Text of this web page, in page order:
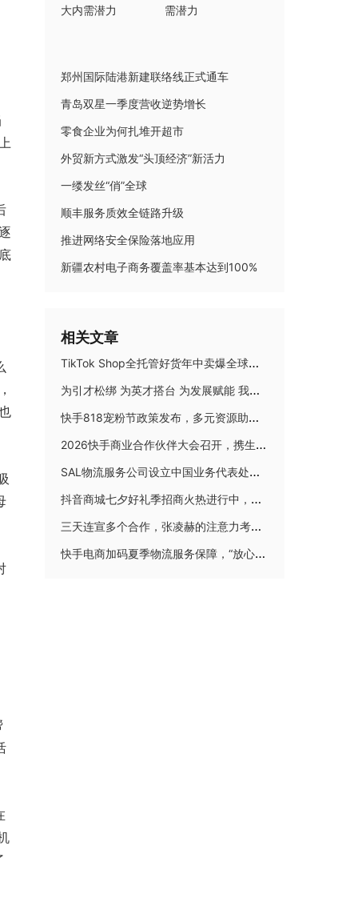
需潜力
郑州国际陆港新建联络线正式通车
青岛双星一季度营收逆势增长
零食企业为何扎堆开超市
外贸新方式激发“头顶经济”新活力
一缕发丝“俏”全球
顺丰服务质效全链路升级
推进网络安全保险落地应用
新疆农村电子商务覆盖率基本达到100%
相关文章
TikTok Shop全托管好货年中卖爆全球！优商优品案例精选特辑发布
为引才松绑 为英才搭台 为发展赋能 我省“人才新政”含金量有多高
快手818宠粉节政策发布，多元资源助力商达大促生意爆发
2026快手商业合作伙伴大会召开，携生态伙伴并肩奔赴新增长
SAL物流服务公司设立中国业务代表处，携手TAM Group强化在华布局
抖音商城七夕好礼季招商火热进行中，爆单攻略轻松解锁！
三天连宣多个合作，张凌赫的注意力考题，淘宝闪购怎么答？
快手电商加码夏季物流服务保障，“放心购”与“极速达”双线升级